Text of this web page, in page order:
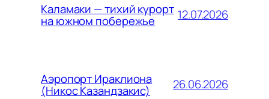
Каламаки — тихий курорт
на южном побережье 12.07.2026
Аэропорт Ираклиона
(Никос Казандзакис) 26.06.2026